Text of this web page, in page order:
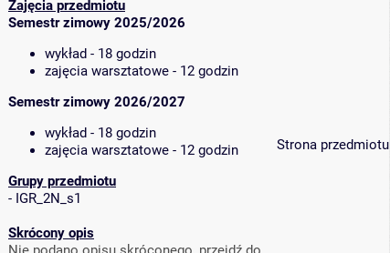
Zajęcia przedmiotu
Semestr zimowy 2025/2026
wykład - 18 godzin
zajęcia warsztatowe - 12 godzin
Semestr zimowy 2026/2027
wykład - 18 godzin
zajęcia warsztatowe - 12 godzin
Grupy przedmiotu
- IGR_2N_s1
Skrócony opis
Strona przedmiotu